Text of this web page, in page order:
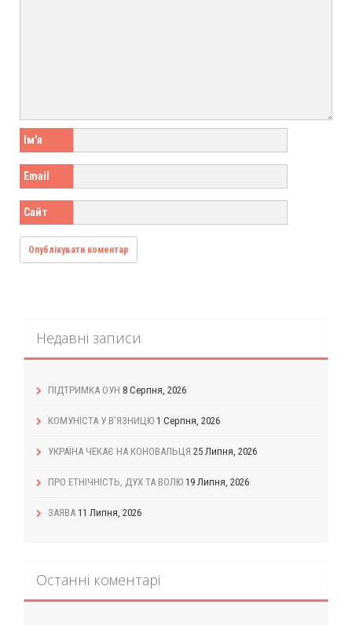
Ім'я
Email
Сайт
Недавні записи
ПІДТРИМКА ОУН 8 Серпня, 2026
КОМУНІСТА У В’ЯЗНИЦЮ 1 Серпня, 2026
УКРАЇНА ЧЕКАЄ НА КОНОВАЛЬЦЯ 25 Липня, 2026
ПРО ЕТНІЧНІСТЬ, ДУХ ТА ВОЛЮ 19 Липня, 2026
ЗАЯВА 11 Липня, 2026
Останні коментарі